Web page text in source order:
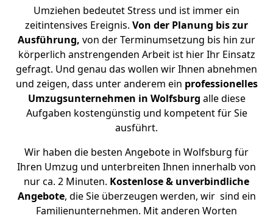
Umziehen bedeutet Stress und ist immer ein
zeitintensives Ereignis. Von der Planung bis zur
Ausführung, von der Terminumsetzung bis hin zur
körperlich anstrengenden Arbeit ist hier Ihr Einsatz
gefragt. Und genau das wollen wir Ihnen abnehmen
und zeigen, dass unter anderem ein professionelles
Umzugsunternehmen in Wolfsburg alle diese
Aufgaben kostengünstig und kompetent für Sie
ausführt.
Wir haben die besten Angebote in Wolfsburg für
Ihren Umzug und unterbreiten Ihnen innerhalb von
nur ca. 2 Minuten. Kostenlose & unverbindliche
Angebote, die Sie überzeugen werden, wir sind ein
Familienunternehmen. Mit anderen Worten